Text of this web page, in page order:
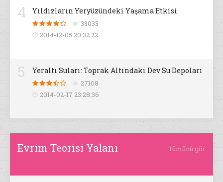
4 Yıldızların Yeryüzündeki Yaşama Etkisi
33033
2014-12-05 20:32:22
Yeraltı Suları: Toprak Altındaki Dev Su Depoları
27108
2014-02-17 23:28:36
Evrim Teorisi Yalanı Tümünü gör